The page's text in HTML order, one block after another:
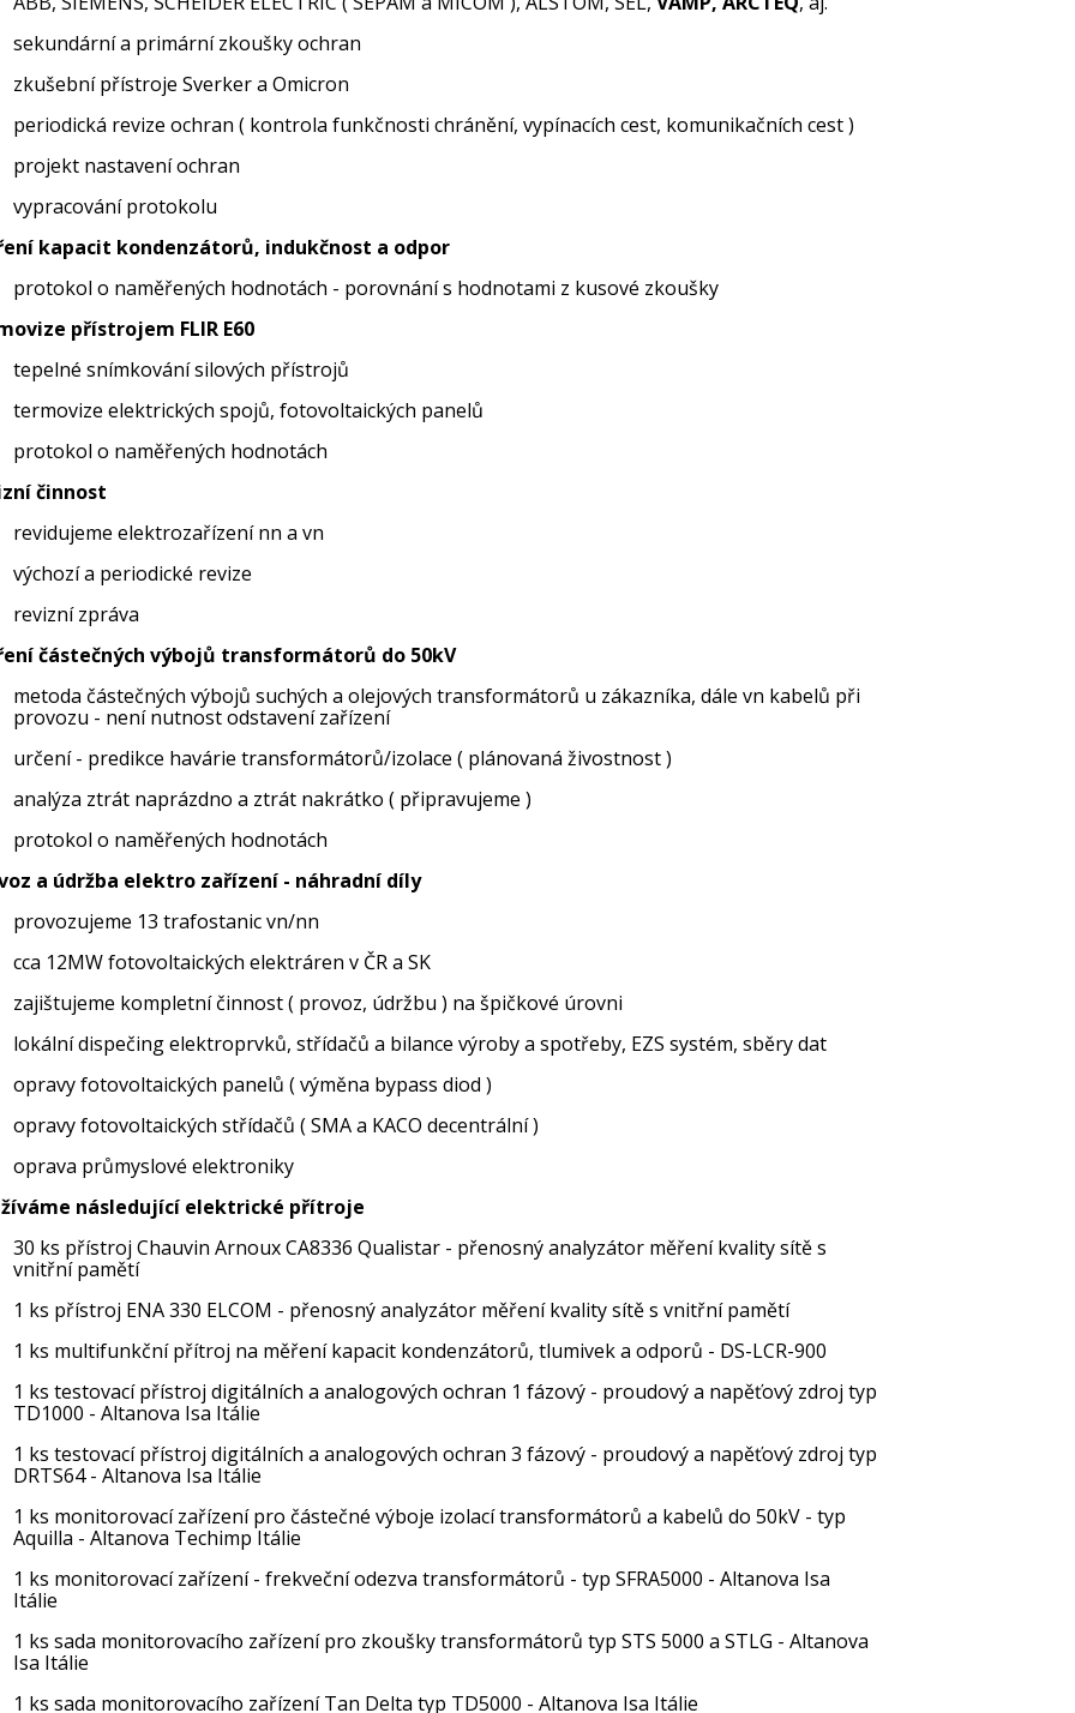
sekundární a primární zkoušky ochran
zkušební přístroje Sverker a Omicron
periodická revize ochran ( kontrola funkčnosti chránění, vypínacích cest, komunikačních cest )
projekt nastavení ochran
vypracování protokolu
kapacit kondenzátorů, indukčnost a odpor
protokol o naměřených hodnotách - porovnání s hodnotami z kusové zkoušky
přístrojem FLIR E60
tepelné snímkování silových přístrojů
termovize elektrických spojů, fotovoltaických panelů
protokol o naměřených hodnotách
činnost
revidujeme elektrozařízení nn a vn
výchozí a periodické revize
revizní zpráva
částečných výbojů transformátorů do 50kV
metoda částečných výbojů suchých a olejových transformátorů u zákazníka, dále vn kabelů při
provozu - není nutnost odstavení zařízení
určení - predikce havárie transformátorů/izolace ( plánovaná živostnost )
analýza ztrát naprázdno a ztrát nakrátko ( připravujeme )
protokol o naměřených hodnotách
a údržba elektro zařízení - náhradní díly
provozujeme 13 trafostanic vn/nn
cca 12MW fotovoltaických elektráren v ČR a SK
zajištujeme kompletní činnost ( provoz, údržbu ) na špičkové úrovni
lokální dispečing elektroprvků, střídačů a bilance výroby a spotřeby, EZS systém, sběry dat
opravy fotovoltaických panelů ( výměna bypass diod )
opravy fotovoltaických střídačů ( SMA a KACO decentrální )
oprava průmyslové elektroniky
následující elektrické přítroje
30 ks přístroj Chauvin Arnoux CA8336 Qualistar - přenosný analyzátor měření kvality sítě s
vnitřní pamětí
1 ks přístroj ENA 330 ELCOM - přenosný analyzátor měření kvality sítě s vnitřní pamětí
1 ks multifunkční přítroj na měření kapacit kondenzátorů, tlumivek a odporů - DS-LCR-900
1 ks testovací přístroj digitálních a analogových ochran 1 fázový - proudový a napěťový zdroj typ
TD1000 - Altanova Isa Itálie
1 ks testovací přístroj digitálních a analogových ochran 3 fázový - proudový a napěťový zdroj typ
DRTS64 - Altanova Isa Itálie
1 ks monitorovací zařízení pro částečné výboje izolací transformátorů a kabelů do 50kV - typ
Aquilla - Altanova Techimp Itálie
1 ks monitorovací zařízení - frekveční odezva transformátorů - typ SFRA5000 - Altanova Isa
Itálie
1 ks sada monitorovacího zařízení pro zkoušky transformátorů typ STS 5000 a STLG - Altanova
Isa Itálie
1 ks sada monitorovacího zařízení Tan Delta typ TD5000 - Altanova Isa Itálie